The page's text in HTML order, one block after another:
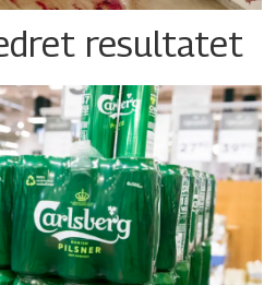
resultatet